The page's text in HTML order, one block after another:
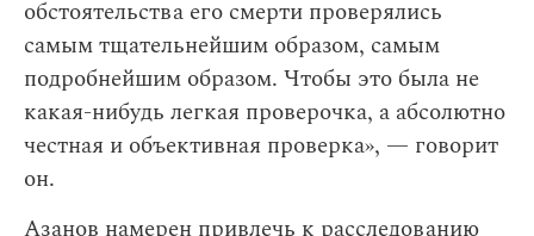
обстоятельства его смерти проверялись
самым тщательнейшим образом, самым
подробнейшим образом. Чтобы это была не
какая-нибудь легкая проверочка, а абсолютно
честная и объективная проверка», — говорит
он.